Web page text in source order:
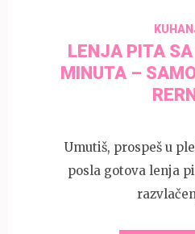
LENJA PITA
MINUTA –
Umutiš, prospeš u
posla gotova lenja